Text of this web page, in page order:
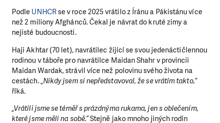
Podle UNHCRse v roce 2025 vrátilo z Íránu a Pákistánu více
než 2 miliony Afghánců. Čekal je návrat do kruté zimy a
nejisté budoucnosti.
Haji Akhtar (70 let), navrátilec žijící se svou jedenáctičlennou
rodinou v táboře pro navrátilce Maidan Shahr v provincii
Maidan Wardak, strávil více než polovinu svého života na
cestách.„Nikdy jsem si nepředstavoval, že se vrátím takto,“
říká.
„Vrátili jsme se téměř s prázdnýma rukama, jen s oblečením,
které jsme měli na sobě.“Stejně jako mnoho jiných rodin